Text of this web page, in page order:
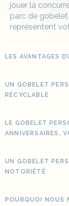
jouer la
parc de
représentent
LES AVANTAGES
UN GOBELET
RECYCLABLE
LE GOBELET
ANNIVERSAIRES,
UN GOBELET
NOTORIÉTÉ
POURQUOI NOUS